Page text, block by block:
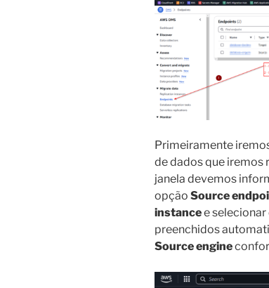
Primeiramente
de dados que iremos
janela devemos
opção Source
instancee selecionar
preenchidos
Source engine